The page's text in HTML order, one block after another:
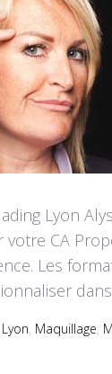
Lyon
CA
Les
Lyon, Maquillage,